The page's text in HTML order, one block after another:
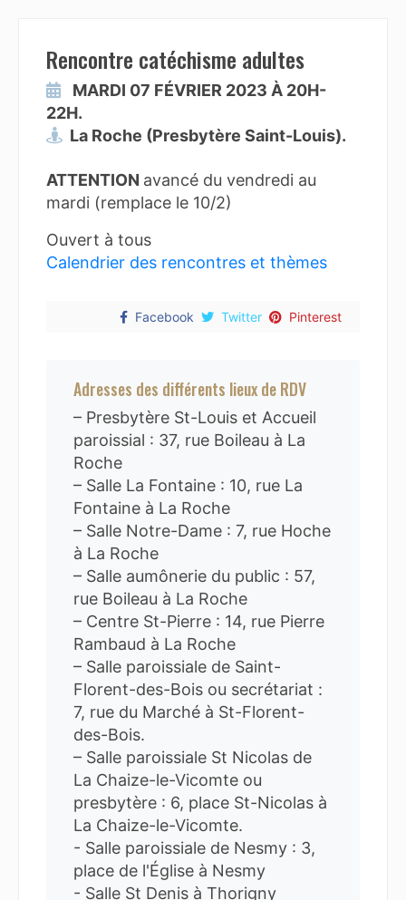
Rencontre catéchisme adultes
MARDI 07 FÉVRIER 2023 À 20H-
22H.
La Roche (Presbytère Saint-Louis).
ATTENTION avancé du vendredi au
mardi (remplace le 10/2)
Ouvert à tous
Calendrier des rencontres et thèmes
Facebook Twitter Pinterest
Adresses des différents lieux de RDV
– Presbytère St-Louis et Accueil
paroissial : 37, rue Boileau à La
Roche
– Salle La Fontaine : 10, rue La
Fontaine à La Roche
– Salle Notre-Dame : 7, rue Hoche
à La Roche
– Salle aumônerie du public : 57,
rue Boileau à La Roche
– Centre St-Pierre : 14, rue Pierre
Rambaud à La Roche
– Salle paroissiale de Saint-
Florent-des-Bois ou secrétariat :
7, rue du Marché à St-Florent-
des-Bois.
– Salle paroissiale St Nicolas de
La Chaize-le-Vicomte ou
presbytère : 6, place St-Nicolas à
La Chaize-le-Vicomte.
- Salle paroissiale de Nesmy : 3,
place de l'Église à Nesmy
- Salle St Denis à Thorigny